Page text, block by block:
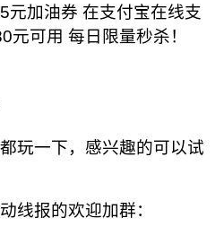
元加油券 在支付宝在线支
可用 每日限量秒杀！
玩一下，感兴趣的可以试
线报的欢迎加群：